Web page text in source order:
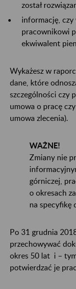
został
informację, czy
pracownikowi
ekwiwalent
Wykażesz w
dane, które
szczególności czy
umowa o pracę
umowa zlecenia).
WAŻNE!
Zmiany nie
górniczej,
o okresach
na specyfikę
Po 31 grudnia
przechowywać
okres 50 lat i –
potwierdzać je